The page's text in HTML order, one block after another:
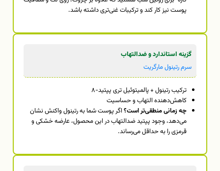
پوست نیز کار کند و ترکیبات غنی‌تری داشته باشد.
گزینه استاندارد و ضدالتهاب
سرم رتینول مارگریت
ترکیب رتینول + پالمیتوئیل تری پپتید-۸
کاهش‌دهنده التهاب و حساسیت
چه زمانی منطقی‌تر است؟اگر پوست شما به رتینول واکنش نشان
می‌دهد، وجود پپتید ضدالتهاب در این محصول، عارضه خشکی و
قرمزی را به حداقل می‌رساند.